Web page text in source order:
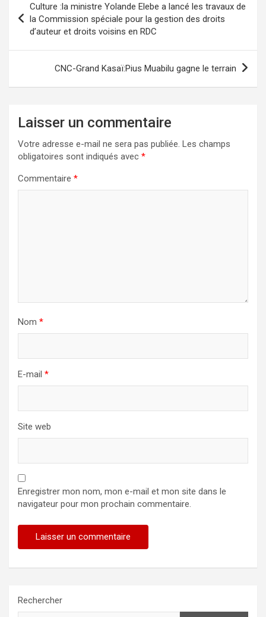
de
l’article
Culture :la ministre Yolande Elebe a lancé les travaux de
la Commission spéciale pour la gestion des droits
d’auteur et droits voisins en RDC
CNC-Grand Kasaï:Pius Muabilu gagne le terrain
Laisser un commentaire
Votre adresse e-mail ne sera pas publiée. Les champs
obligatoires sont indiqués avec *
Commentaire *
Nom *
E-mail *
Site web
Enregistrer mon nom, mon e-mail et mon site dans le
navigateur pour mon prochain commentaire.
Rechercher